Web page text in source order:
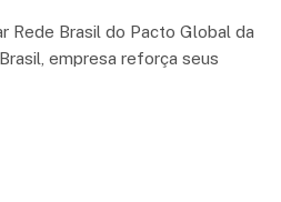
Rede Brasil do Pacto Global da
empresa reforça seus